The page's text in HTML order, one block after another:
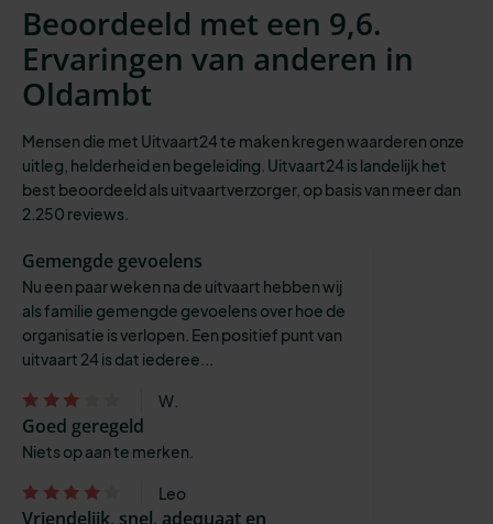
Beoordeeld met een 9,6.
Ervaringen van anderen in
Oldambt
Mensen die met Uitvaart24 te maken kregen waarderen onze
uitleg, helderheid en begeleiding. Uitvaart24 is landelijk het
best beoordeeld als uitvaartverzorger, op basis van meer dan
2.250 reviews.
Gemengde gevoelens
Nu een paar weken na de uitvaart hebben wij
als familie gemengde gevoelens over hoe de
organisatie is verlopen. Een positief punt van
uitvaart 24 is dat iederee...
W.
Goed geregeld
Niets op aan te merken.
Leo
Vriendelijk, snel, adequaat en